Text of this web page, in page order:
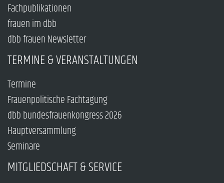
Fachpublikationen
frauen im dbb
dbb frauen Newsletter
TERMINE & VERANSTALTUNGEN
Termine
Frauenpolitische Fachtagung
dbb bundesfrauenkongress 2026
Hauptversammlung
Seminare
MITGLIEDSCHAFT & SERVICE